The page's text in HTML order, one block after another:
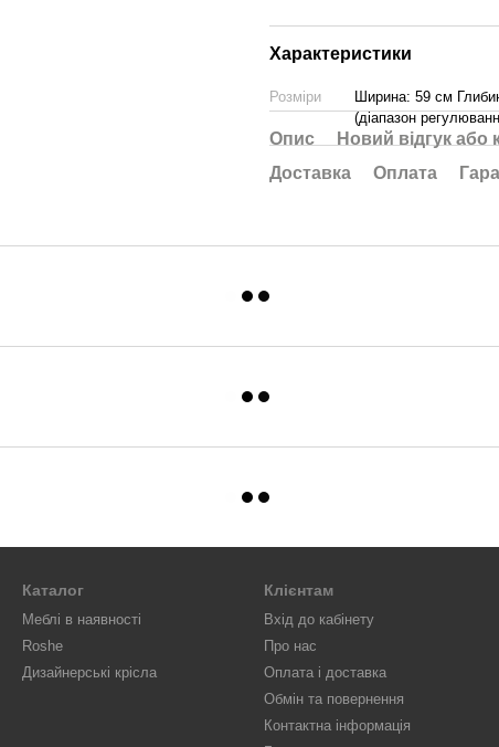
Характеристики
Розміри
Ширина: 59 см
(діапазон
Опис
Новий відгук або
Доставка
Оплата
Каталог
Меблі в наявності
Roshe
Дизайнерські крісла
Клієнтам
Вхід до кабінету
Про нас
Оплата і доставка
Обмін та повернення
Контактна інформація